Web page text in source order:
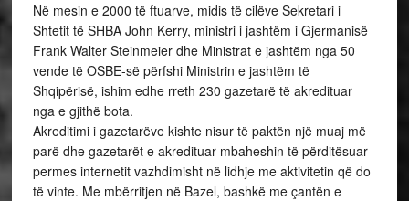
Në mesin e 2000 të ftuarve, midis të cilëve Sekretari i
Shtetit të SHBA John Kerry, ministri i jashtëm i Gjermanisë
Frank Walter Steinmeier dhe Ministrat e jashtëm nga 50
vende të OSBE-së përfshi Ministrin e jashtëm të
Shqipërisë, ishim edhe rreth 230 gazetarë të akredituar
nga e gjithë bota.
Akreditimi i gazetarëve kishte nisur të paktën një muaj më
parë dhe gazetarët e akredituar mbaheshin të përditësuar
permes internetit vazhdimisht në lidhje me aktivitetin që do
të vinte. Me mbërritjen në Bazel, bashkë me çantën e